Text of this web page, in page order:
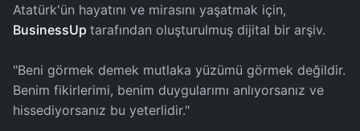
Atatürk'ün hayatını ve mirasını yaşatmak için,
BusinessUp tarafından oluşturulmuş dijital bir arşiv.
"Beni görmek demek mutlaka yüzümü görmek değildir.
Benim fikirlerimi, benim duygularımı anlıyorsanız ve
hissediyorsanız bu yeterlidir."